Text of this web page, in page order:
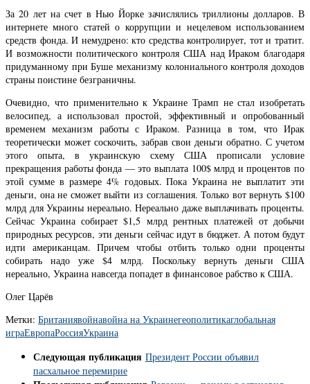
За 20 лет на счет в Нью Йорке зачислялись триллионы долларов. В
интернете много статей о коррупции и нецелевом использованием
средств фонда. И немудрено: кто средства контролирует, тот и тратит.
И возможности политического контроля США над Ираком благодаря
придуманному при Буше механизму колониального контроля доходов
страны поистине безграничны.
Очевидно, что применительно к Украине Трамп не стал изобретать
велосипед, а использовал простой, эффективный и опробованный
временем механизм работы с Ираком. Разница в том, что Ирак
теоретически может соскочить, забрав свои деньги обратно. С учетом
этого опыта, в украинскую схему США прописали условие
прекращения работы фонда — это выплата 100$ млрд и процентов по
этой сумме в размере 4% годовых. Пока Украина не выплатит эти
деньги, она не сможет выйти из соглашения. Только вот вернуть $100
млрд для Украины нереально. Нереально даже выплачивать проценты.
Сейчас Украина собирает $1,5 млрд рентных платежей от добычи
природных ресурсов, эти деньги сейчас идут в бюджет. А потом будут
идти американцам. Причем чтобы отбить только одни проценты
собирать надо уже $4 млрд. Поскольку вернуть деньги США
нереально, Украина навсегда попадет в финансовое рабство к США.
Олег Царёв
Метки: Британиявойнавойна на Украинегеополитикаглобальная
играЕвропаРоссияУкраина
Следующая публикация Президент России объявил
пасхальное перемирие